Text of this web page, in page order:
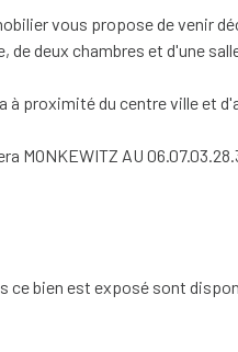
vous propose de venir
de deux chambres et d'une
proximité du centre ville et
MONKEWITZ AU
ce bien est exposé sont